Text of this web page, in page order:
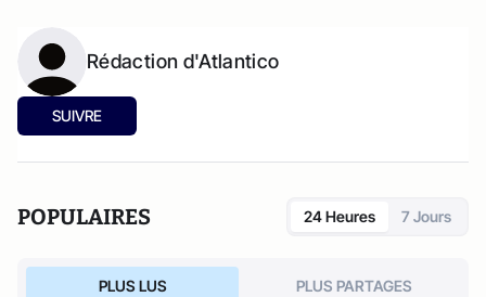
Rédaction d'Atlantico
SUIVRE
POPULAIRES 24 Heures 7 Jours
PLUS LUS PLUS PARTAGES